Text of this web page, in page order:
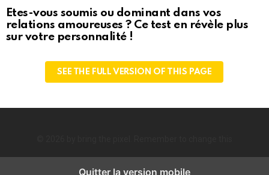
Etes-vous soumis ou dominant dans vos
relations amoureuses ? Ce test en révèle plus
sur votre personnalité !
SEE THE FULL VERSION OF THIS PAGE
Quitter la version mobile